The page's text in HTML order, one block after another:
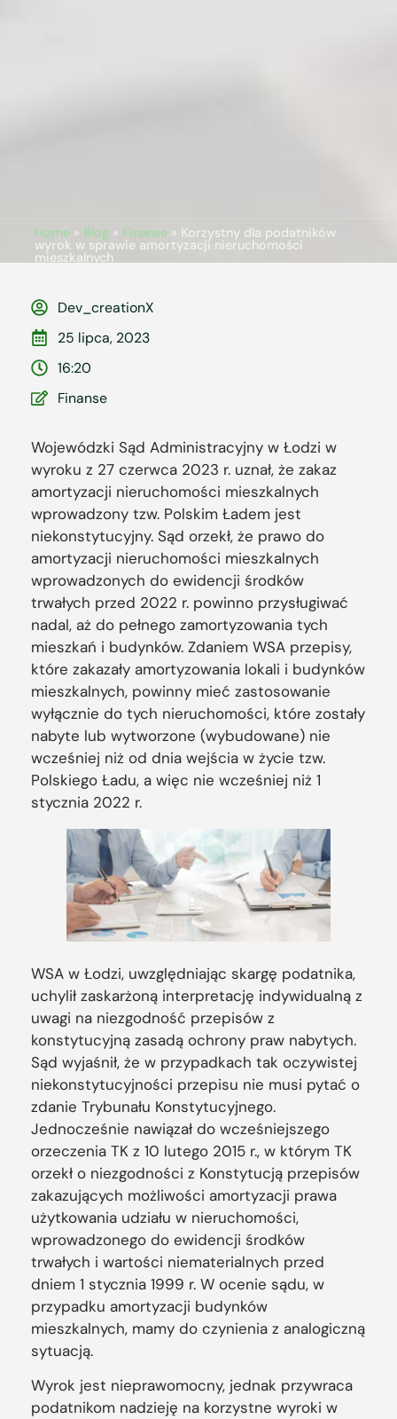
Home» Blog» Finanse» Korzystny dla podatników
wyrok w sprawie amortyzacji nieruchomości
mieszkalnych
Dev_creationX
25 lipca, 2023
16:20
Finanse
Wojewódzki Sąd Administracyjny w Łodzi w
wyroku z 27 czerwca 2023 r. uznał, że zakaz
amortyzacji nieruchomości mieszkalnych
wprowadzony tzw. Polskim Ładem jest
niekonstytucyjny. Sąd orzekł, że prawo do
amortyzacji nieruchomości mieszkalnych
wprowadzonych do ewidencji środków
trwałych przed 2022 r. powinno przysługiwać
nadal, aż do pełnego zamortyzowania tych
mieszkań i budynków. Zdaniem WSA przepisy,
które zakazały amortyzowania lokali i budynków
mieszkalnych, powinny mieć zastosowanie
wyłącznie do tych nieruchomości, które zostały
nabyte lub wytworzone (wybudowane) nie
wcześniej niż od dnia wejścia w życie tzw.
Polskiego Ładu, a więc nie wcześniej niż 1
stycznia 2022 r.
WSA w Łodzi, uwzględniając skargę podatnika,
uchylił zaskarżoną interpretację indywidualną z
uwagi na niezgodność przepisów z
konstytucyjną zasadą ochrony praw nabytych.
Sąd wyjaśnił, że w przypadkach tak oczywistej
niekonstytucyjności przepisu nie musi pytać o
zdanie Trybunału Konstytucyjnego.
Jednocześnie nawiązał do wcześniejszego
orzeczenia TK z 10 lutego 2015 r., w którym TK
orzekł o niezgodności z Konstytucją przepisów
zakazujących możliwości amortyzacji prawa
użytkowania udziału w nieruchomości,
wprowadzonego do ewidencji środków
trwałych i wartości niematerialnych przed
dniem 1 stycznia 1999 r. W ocenie sądu, w
przypadku amortyzacji budynków
mieszkalnych, mamy do czynienia z analogiczną
sytuacją.
Wyrok jest nieprawomocny, jednak przywraca
podatnikom nadzieję na korzystne wyroki w